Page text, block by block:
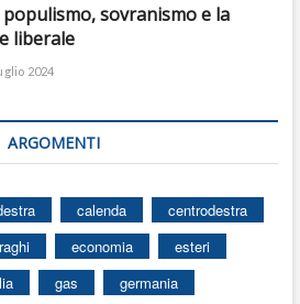
sovranismo e la
liberale
2024
ARGOMENTI
calenda
centrodestra
economia
esteri
gas
germania